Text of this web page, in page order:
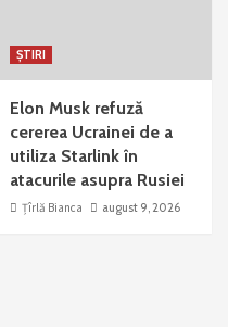
ȘTIRI
Elon Musk refuză
cererea Ucrainei de a
utiliza Starlink în
atacurile asupra Rusiei
Țîrlă Bianca august 9, 2026